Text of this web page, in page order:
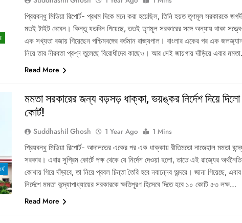
প্রিয়বন্ধু মিডিয়া রিপোর্ট- প্রথম দিকে মনে করা হয়েছিল, তিনি হয়ত তৃণমূল সরকারকে
মতই টাইট দেবেন। কিন্তু যতদিন গিয়েছে, ততই তৃণমূল সরকারের সঙ্গে অন্যায় থাকা
এক সখ্যতা বজায় গিয়েছেন পশ্চিমবঙ্গের বর্তমান রাজ্যপাল। বাংলার একের পর এক
নিয়ে তার নীরবতা প্রশ্ন তুলেছে বিরোধীদের কাছেও। আর সেই জায়গায় দাঁড়িয়ে এবার
Read More
মমতা সরকারের জন্য বড়সড় ধাক্কা, ভয়ঙ্কর নির্দেশ দিয়ে
কোর্ট!
Suddhashil Ghosh 1 Year Ago
1 Mins
প্রিয়বন্ধু মিডিয়া রিপোর্ট- আদালতের একের পর এক ধাক্কায় রীতিমতো নাজেহাল মমতা
সরকার। এবার সুপ্রিম কোর্টে পক্ষ থেকে যে নির্দেশ দেওয়া হলো, তাতে এই রাজ্যের
কোথায় গিয়ে দাঁড়াবে, তা নিয়ে প্রবল চিন্তা তৈরি হবে নবান্নের অন্দরে। জানা গিয়েছে,
নির্দেশে মমতা বন্দ্যোপাধ্যায়ের সরকারকে ক্ষতিপূরণ হিসেবে দিতে হবে ১০ কোটি ৫৩ লক্ষ…
Read More